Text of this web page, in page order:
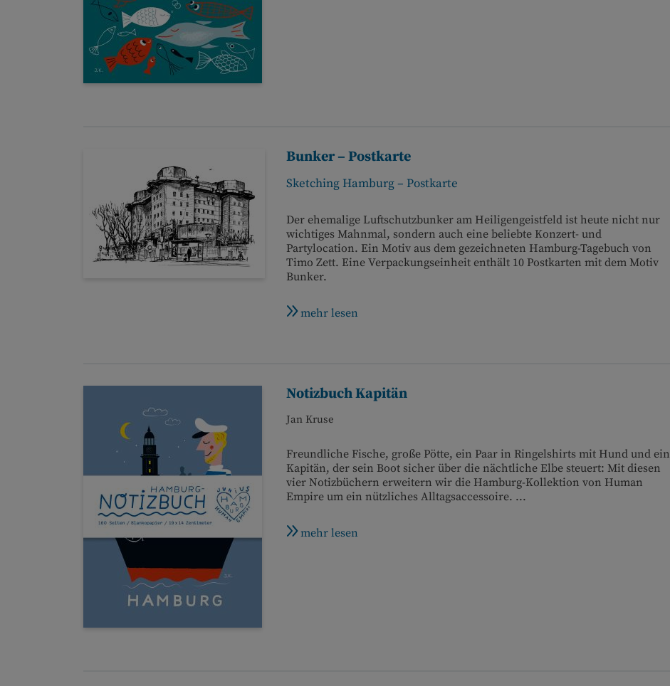
Bunker – Postkarte
Sketching Hamburg – Postkarte
Der ehemalige Luftschutzbunker am Heiligengeistfeld ist heute nicht nur
wichtiges Mahnmal, sondern auch eine beliebte Konzert- und
Partylocation. Ein Motiv aus dem gezeichneten Hamburg-Tagebuch von
Timo Zett. Eine Verpackungseinheit enthält 10 Postkarten mit dem Motiv
Bunker.
mehr lesen
Notizbuch Kapitän
Jan Kruse
Freundliche Fische, große Pötte, ein Paar in Ringelshirts mit Hund und ein
Kapitän, der sein Boot sicher über die nächtliche Elbe steuert: Mit diesen
vier Notizbüchern erweitern wir die Hamburg-Kollektion von Human
Empire um ein nützliches Alltagsaccessoire. ...
mehr lesen